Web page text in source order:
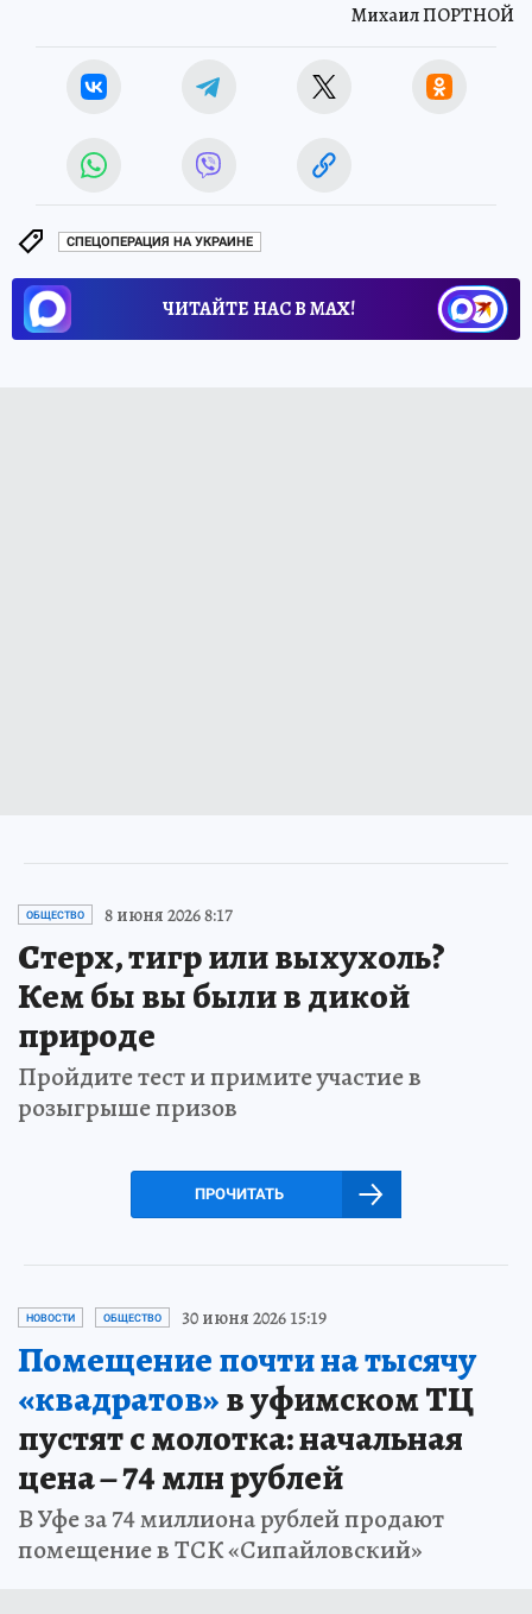
Михаил ПОРТНОЙ
СПЕЦОПЕРАЦИЯ НА УКРАИНЕ
ЧИТАЙТЕ НАС В МАХ!
ОБЩЕСТВО 8 июня 2026 8:17
Стерх, тигр или выхухоль?
Кем бы вы были в дикой
природе
Пройдите тест и примите участие в
розыгрыше призов
ПРОЧИТАТЬ
НОВОСТИ ОБЩЕСТВО 30 июня 2026 15:19
Помещение почти на тысячу
«квадратов»в уфимском ТЦ
пустят с молотка: начальная
цена – 74 млн рублей
В Уфе за 74 миллиона рублей продают
помещение в ТСК «Сипайловский»